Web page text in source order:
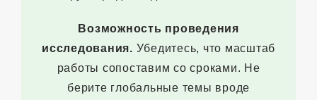
Возможность проведения
исследования. Убедитесь, что масштаб
работы сопоставим со сроками. Не
берите глобальные темы вроде